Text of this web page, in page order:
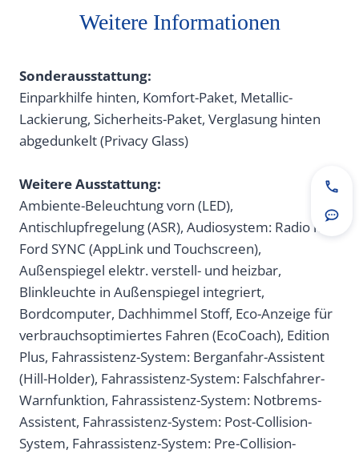
Weitere Informationen
Sonderausstattung:
Einparkhilfe hinten, Komfort-Paket, Metallic-
Lackierung, Sicherheits-Paket, Verglasung hinten
abgedunkelt (Privacy Glass)
Weitere Ausstattung:
Ambiente-Beleuchtung vorn (LED),
Antischlupfregelung (ASR), Audiosystem: Radio mit
Ford SYNC (AppLink und Touchscreen),
Außenspiegel elektr. verstell- und heizbar,
Blinkleuchte in Außenspiegel integriert,
Bordcomputer, Dachhimmel Stoff, Eco-Anzeige für
verbrauchsoptimiertes Fahren (EcoCoach), Edition
Plus, Fahrassistenz-System: Berganfahr-Assistent
(Hill-Holder), Fahrassistenz-System: Falschfahrer-
Warnfunktion, Fahrassistenz-System: Notbrems-
Assistent, Fahrassistenz-System: Post-Collision-
System, Fahrassistenz-System: Pre-Collision-